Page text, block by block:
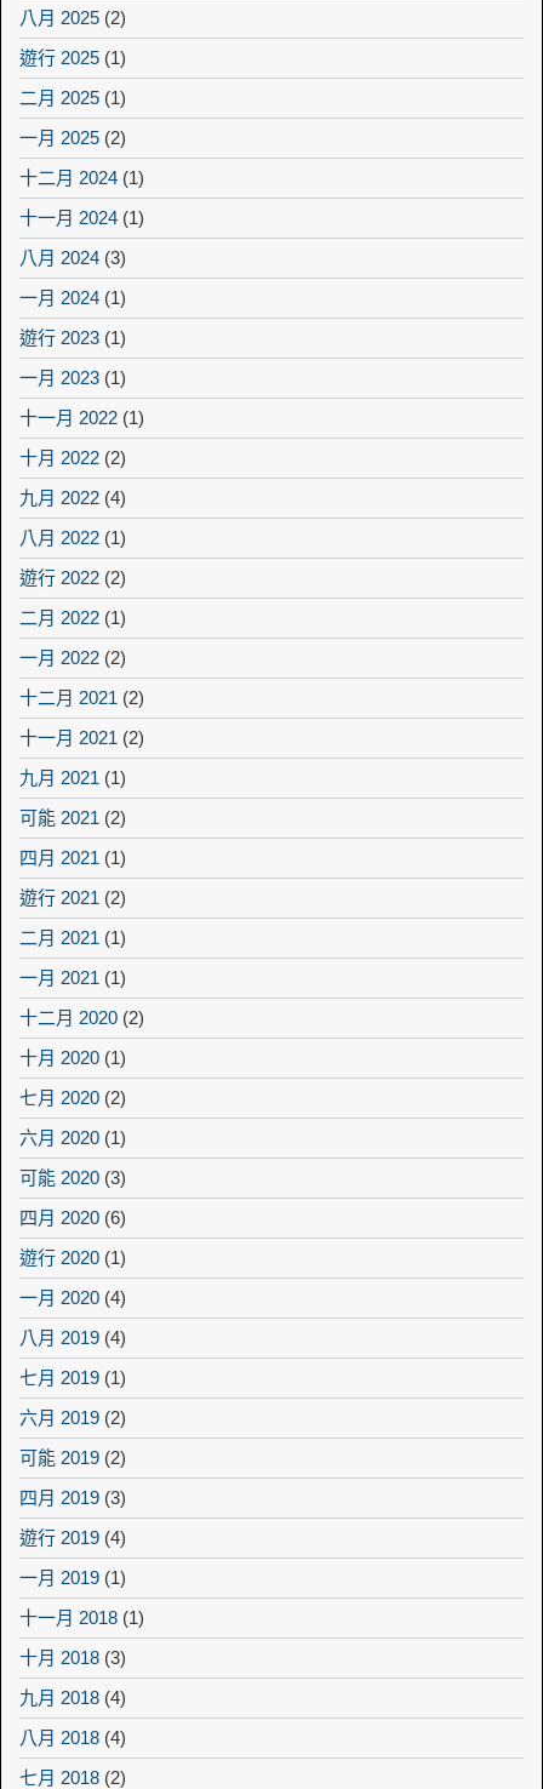
八月 2025 (2)
遊行 2025 (1)
二月 2025 (1)
一月 2025 (2)
十二月 2024 (1)
十一月 2024 (1)
八月 2024 (3)
一月 2024 (1)
遊行 2023 (1)
一月 2023 (1)
十一月 2022 (1)
十月 2022 (2)
九月 2022 (4)
八月 2022 (1)
遊行 2022 (2)
二月 2022 (1)
一月 2022 (2)
十二月 2021 (2)
十一月 2021 (2)
九月 2021 (1)
可能 2021 (2)
四月 2021 (1)
遊行 2021 (2)
二月 2021 (1)
一月 2021 (1)
十二月 2020 (2)
十月 2020 (1)
七月 2020 (2)
六月 2020 (1)
可能 2020 (3)
四月 2020 (6)
遊行 2020 (1)
一月 2020 (4)
八月 2019 (4)
七月 2019 (1)
六月 2019 (2)
可能 2019 (2)
四月 2019 (3)
遊行 2019 (4)
一月 2019 (1)
十一月 2018 (1)
十月 2018 (3)
九月 2018 (4)
八月 2018 (4)
七月 2018 (2)